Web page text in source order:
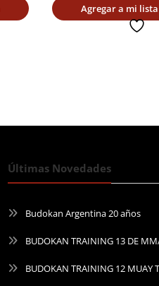
Agregar a mi lista
Últimas Novedades
Budokan Argentina 20 años
BUDOKAN TRAINING 13 DE
BUDOKAN TRAINING 12 MUAY